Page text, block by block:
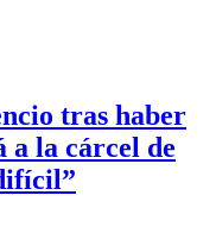
tras haber
a la cárcel de